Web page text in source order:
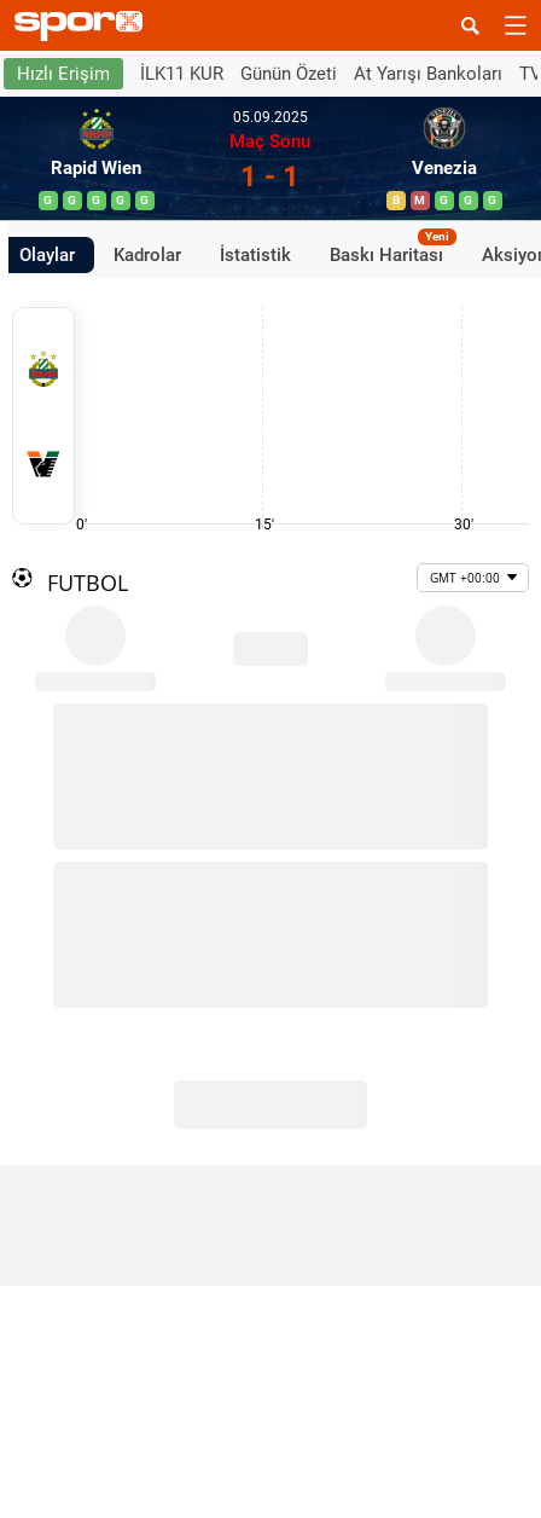
Hızlı Erişim İLK11 KUR Günün Özeti At Yarışı Bankoları
Rapid Wien
G G G G G
05.09.2025
Maç Sonu
1 - 1 Venezia
B M G G G
Olaylar Kadrolar İstatistik Baskı Haritası
Yeni
0' 15' 30'
FUTBOL GMT +00:00